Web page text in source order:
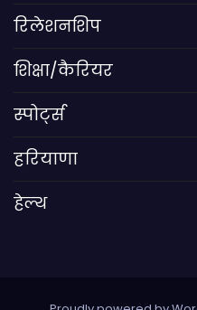
रिलेशनशिप
शिक्षा/कैरियर
स्पोर्ट्स
हरियाणा
हेल्थ